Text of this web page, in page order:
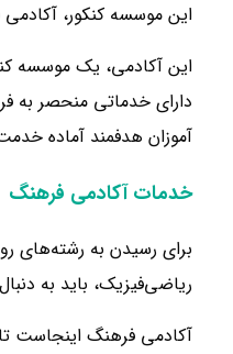
این موسسه کنکور،
این آکادمی، یک موسسه
دارای خدماتی منحصر به
آموزان هدفمند آماده
خدمات آکادمی فرهنگ
برای رسیدن به رشته‌های
ریاضی‌فیزیک، باید به
آکادمی فرهنگ اینجاست